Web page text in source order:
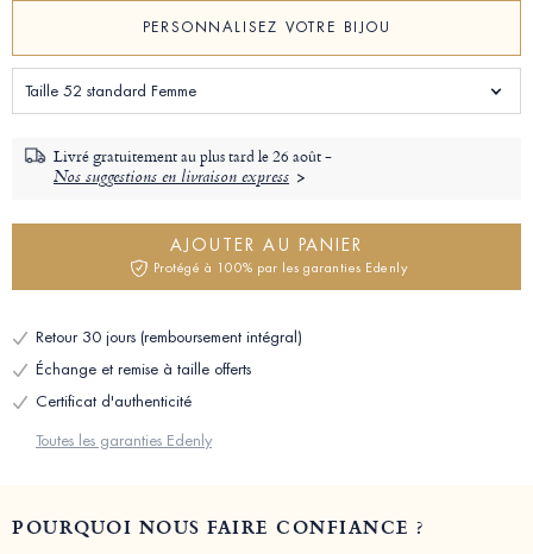
PERSONNALISEZ VOTRE BIJOU
Taille 52 standard Femme
Livré gratuitement au plus tard le26 août -
Nos suggestions en livraison express
AJOUTER AU PANIER
Protégé à 100% par les garanties Edenly
Retour 30 jours (remboursement intégral)
Échange et remise à taille offerts
Certificat d'authenticité
Toutes les garanties Edenly
POURQUOI NOUS FAIRE CONFIANCE ?